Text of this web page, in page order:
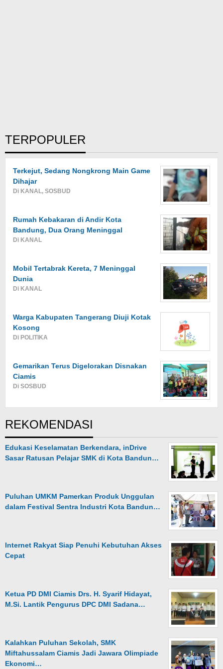
TERPOPULER
Terkejut, Sedang Nongkrong Main Game
Dihajar
Di KANAL, SOSBUD
Rumah Kebakaran di Andir Kota
Bandung, Dua Orang Meninggal
Di KANAL
Mobil Tertabrak Kereta, 7 Meninggal
Dunia
Di KANAL
Warga Kabupaten Tangerang Diuji Kotak
Kosong
Di POLITIKA
Gemarikan Terus Digelorakan Disnakan
Ciamis
Di SOSBUD
REKOMENDASI
Edukasi Keselamatan Berkendara, inDrive
Sasar Ratusan Pelajar SMK di Kota Bandun…
Puluhan UMKM Pamerkan Produk Unggulan
dalam Festival Sentra Industri Kota Bandun…
Internet Rakyat Siap Penuhi Kebutuhan Akses
Cepat
Ketua PD DMI Ciamis Drs. H. Syarif Hidayat,
M.Si. Lantik Pengurus DPC DMI Sadana…
Kalahkan Puluhan Sekolah, SMK
Miftahussalam Ciamis Jadi Jawara Olimpiade
Ekonomi…